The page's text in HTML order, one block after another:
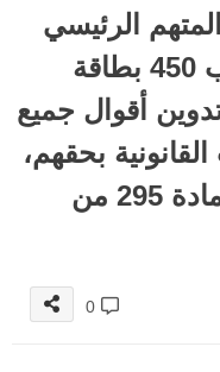
الرئيسي
بقيامه بتزوير وبيع ما يقارب 450 بطاقة
أقوال جميع
بحقهم،
حيث أُوقفوا وفق أحكام المادة 295 من
0